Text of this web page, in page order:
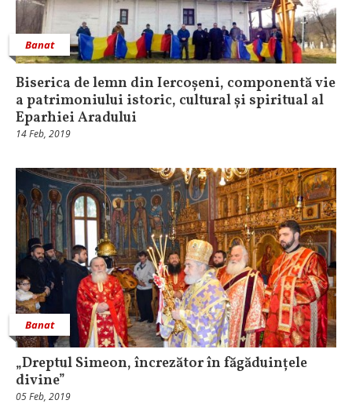
Banat
Biserica de lemn din Iercoșeni, componentă vie
a patrimoniului istoric, cultural și spiritual al
Eparhiei Aradului
14 Feb, 2019
Banat
„Dreptul Simeon, încrezător în făgăduințele
divine”
05 Feb, 2019